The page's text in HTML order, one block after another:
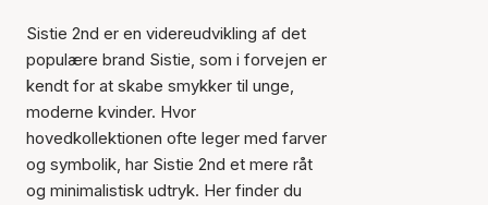
Sistie 2nd er en videreudvikling af det
populære brand Sistie, som i forvejen er
kendt for at skabe smykker til unge,
moderne kvinder. Hvor
hovedkollektionen ofte leger med farver
og symbolik, har Sistie 2nd et mere råt
og minimalistisk udtryk. Her finder du